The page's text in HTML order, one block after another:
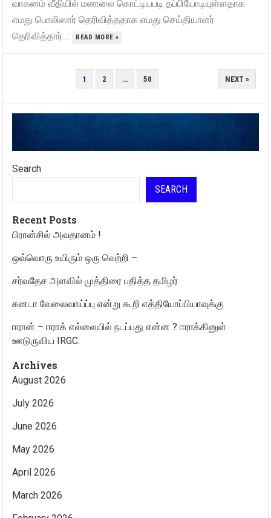
வாகனம் வீதியில் மணலை கொட்டியபடி தப்பியோடியுள்ளதாக
எமது பொலிஸார் தெரிவித்ததாக எமது செய்தியாளர்
தெரிவித்தார்....
READ MORE »
1 2 … 50 NEXT »
Search
SEARCH
Recent Posts
பிரான்சில் அவதானம் !
ஒவ்வொரு உயிரும் ஒரு வெற்றி –
சர்வதேச அளவில் முத்திரை பதித்த தமிழர்
கனடா வேலைவாய்ப்பு என்று கூறி எத்தியோப்பியாவுக்கு
ஈரான் – ஈராக் எல்லையில் நடப்பது என்ன ? ஈராக்கினுள்
ஊடுருவிய IRGC.
Archives
August 2026
July 2026
June 2026
May 2026
April 2026
March 2026